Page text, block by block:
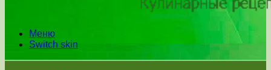
Меню
Switch skin